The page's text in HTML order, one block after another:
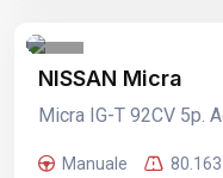
NISSAN Micra
Micra IG-T 92CV 5p.
Manuale